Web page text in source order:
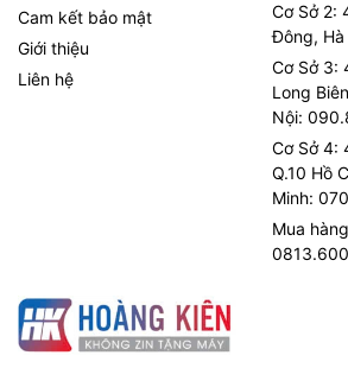
Cam kết bảo mật
Giới thiệu
Liên hệ
Cơ Sở 2:
Đông,
Cơ Sở 3:
Long
Nội:
Cơ Sở 4:
Q.10 Hồ
Minh:
Mua